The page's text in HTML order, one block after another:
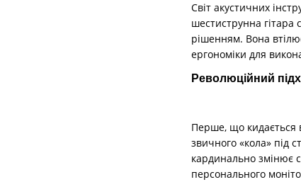
Світ акустичних
шестиструнна гітара
рішенням. Вона
ергономіки для
Революційний
Перше, що кидається
звичного «кола» під
кардинально змінює
персонального